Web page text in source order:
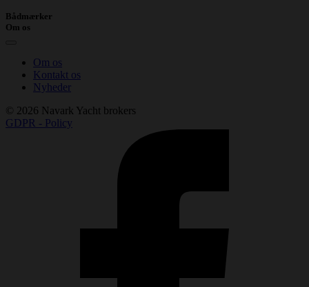
Bådmærker
Om os
Om os
Kontakt os
Nyheder
© 2026 Navark Yacht brokers
GDPR - Policy